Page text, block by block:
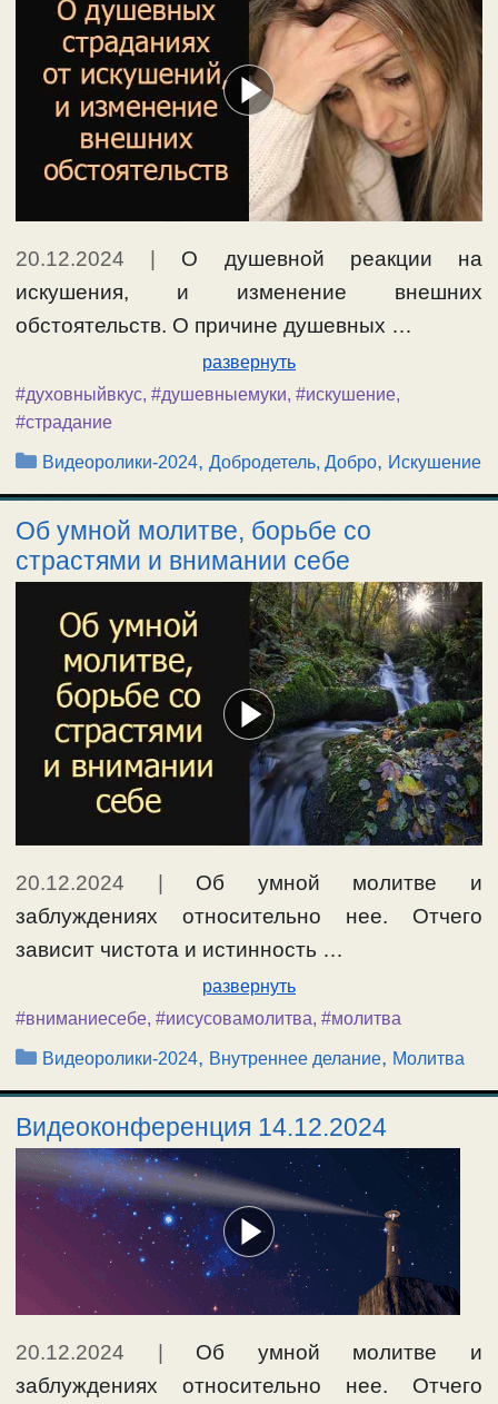
20.12.2024 | О душевной реакции на
искушения, и изменение внешних
обстоятельств. О причине душевных …
развернуть
#духовныйвкус, #душевныемуки, #искушение,
#страдание
Рубрики
Видеоролики-2024,Добродетель, Добро, Искушение
Об умной молитве, борьбе со
страстями и внимании себе
20.12.2024 | Об умной молитве и
заблуждениях относительно нее. Отчего
зависит чистота и истинность …
развернуть
#вниманиесебе, #иисусовамолитва, #молитва
Рубрики
Видеоролики-2024, Внутреннее делание, Молитва
Видеоконференция 14.12.2024
20.12.2024 | Об умной молитве и
заблуждениях относительно нее. Отчего